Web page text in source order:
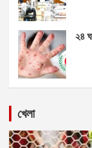
২৪
খেলা